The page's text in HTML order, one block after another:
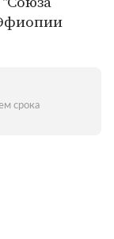
срока